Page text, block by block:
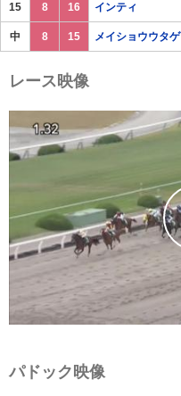
15 8 16 インティ
中 8 15 メイショウウタゲ
レース映像
パドック映像